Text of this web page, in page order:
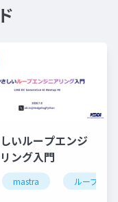
agent skills
いループエンジ
ング入門
mastra ループエン